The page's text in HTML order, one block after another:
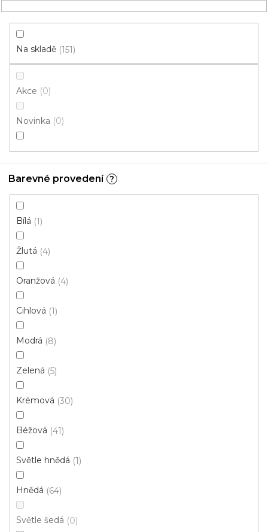
obsah
HLEDAT
NÁKUPNÍ
úřady
PVC pro úřady: Rubová strana
bez filcu
Řadit podle:
ZAVŘÍT FILTR
Na skladě 151
Akce 0
Novinka 0
Barevné provedení ?
Bílá 1
Žlutá 4
Oranžová 4
Cihlová 1
Modrá 8
Zelená 5
Krémová 30
Béžová 41
Světle hnědá 1
Hnědá 64
Světle šedá 0
Prémiová kvalita